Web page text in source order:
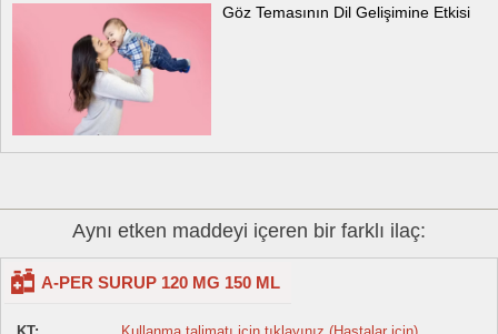
Göz Temasının Dil Gelişimine Etkisi
Aynı etken maddeyi içeren bir farklı ilaç:
A-PER SURUP 120 MG 150 ML